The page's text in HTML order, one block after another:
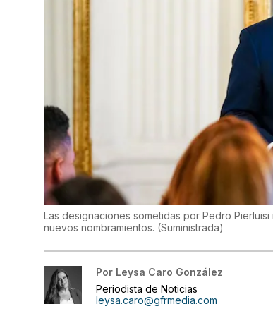
Las designaciones sometidas por Pedro
nuevos nombramientos. (Suministrada)
Por Leysa Caro González
Periodista de Noticias
leysa.caro@gfrmedia.com